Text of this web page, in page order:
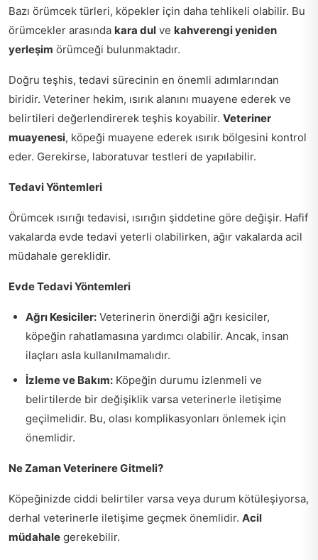
Bazı örümcek türleri, köpekler için daha tehlikeli olabilir. Bu
örümcekler arasında kara dul ve kahverengi yeniden
yerleşim örümceği bulunmaktadır.
Doğru teşhis, tedavi sürecinin en önemli adımlarından
biridir. Veteriner hekim, ısırık alanını muayene ederek ve
belirtileri değerlendirerek teşhis koyabilir. Veteriner
muayenesi, köpeği muayene ederek ısırık bölgesini kontrol
eder. Gerekirse, laboratuvar testleri de yapılabilir.
Tedavi Yöntemleri
Örümcek ısırığı tedavisi, ısırığın şiddetine göre değişir. Hafif
vakalarda evde tedavi yeterli olabilirken, ağır vakalarda acil
müdahale gereklidir.
Evde Tedavi Yöntemleri
Ağrı Kesiciler: Veterinerin önerdiği ağrı kesiciler,
köpeğin rahatlamasına yardımcı olabilir. Ancak, insan
ilaçları asla kullanılmamalıdır.
İzleme ve Bakım: Köpeğin durumu izlenmeli ve
belirtilerde bir değişiklik varsa veterinerle iletişime
geçilmelidir. Bu, olası komplikasyonları önlemek için
önemlidir.
Ne Zaman Veterinere Gitmeli?
Köpeğinizde ciddi belirtiler varsa veya durum kötüleşiyorsa,
derhal veterinerle iletişime geçmek önemlidir. Acil
müdahale gerekebilir.